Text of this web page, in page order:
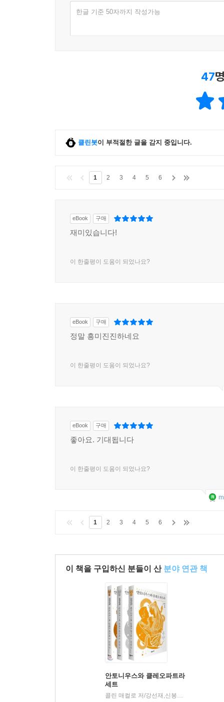
한글 기준 50자까지 작성가능
47
클린봇이 부적절한 글을 감지 중입니다.
1 2 3 4 5 6
eBook 구매
재미있습니다!
이 한줄평이 도움이 되었나요?
eBook 구매
정말 흥미진진하네요
이 한줄평이 도움이 되었나요?
eBook 구매
좋아요. 기대됩니다
이 한줄평이 도움이 되었나요?
1 2 3 4 5 6
이 책을 구입하신 분들이 산 분야 연관 책
안토니우스와 클레오파트라
세트
콜린 매컬로 저/강선재,신봉아,이은주,홍정인 공역